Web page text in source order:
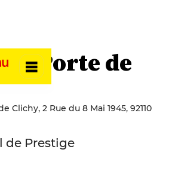
Porte de
Clichy, 2 Rue du 8 Mai 1945, 92110
de Prestige